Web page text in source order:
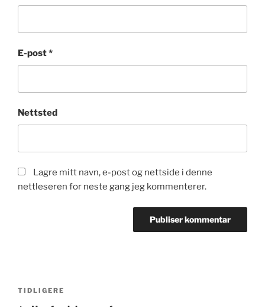
E-post*
Nettsted
Lagre mitt navn, e-post og nettside i denne
nettleseren for neste gang jeg kommenterer.
Forrige
TIDLIGERE